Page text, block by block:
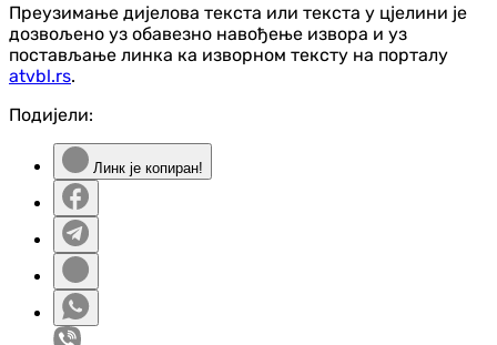
Преузимање дијелова текста или текста у цјелини је
дозвољено уз обавезно навођење извора и уз
постављање линка ка изворном тексту на порталу
atvbl.rs.
Подијели:
Линк је копиран!